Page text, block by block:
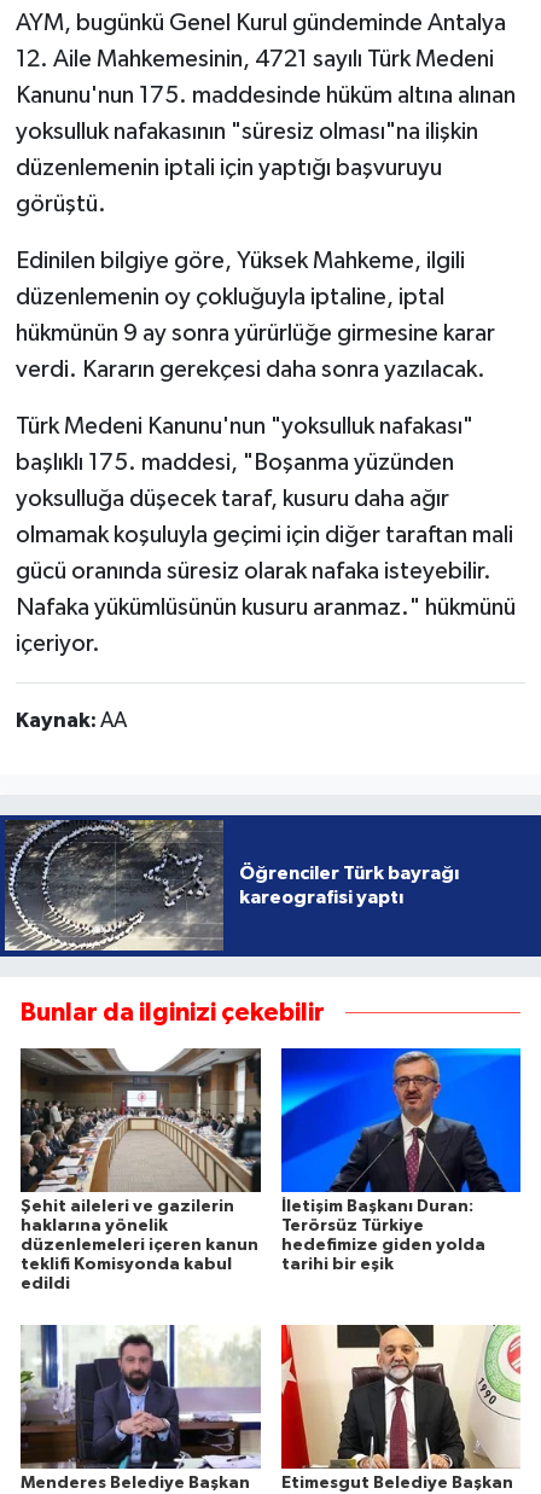
AYM, bugünkü Genel Kurul gündeminde Antalya
12. Aile Mahkemesinin, 4721 sayılı Türk Medeni
Kanunu'nun 175. maddesinde hüküm altına alınan
yoksulluk nafakasının "süresiz olması"na ilişkin
düzenlemenin iptali için yaptığı başvuruyu
görüştü.
Edinilen bilgiye göre, Yüksek Mahkeme, ilgili
düzenlemenin oy çokluğuyla iptaline, iptal
hükmünün 9 ay sonra yürürlüğe girmesine karar
verdi. Kararın gerekçesi daha sonra yazılacak.
Türk Medeni Kanunu'nun "yoksulluk nafakası"
başlıklı 175. maddesi, "Boşanma yüzünden
yoksulluğa düşecek taraf, kusuru daha ağır
olmamak koşuluyla geçimi için diğer taraftan mali
gücü oranında süresiz olarak nafaka isteyebilir.
Nafaka yükümlüsünün kusuru aranmaz." hükmünü
içeriyor.
Kaynak: AA
Öğrenciler Türk bayrağı
kareografisi yaptı
Bunlar da ilginizi çekebilir
Şehit aileleri ve gazilerin
haklarına yönelik
düzenlemeleri içeren kanun
teklifi Komisyonda kabul
edildi
İletişim Başkanı Duran:
Terörsüz Türkiye
hedefimize giden yolda
tarihi bir eşik
Menderes Belediye Başkan
Etimesgut Belediye Başkan